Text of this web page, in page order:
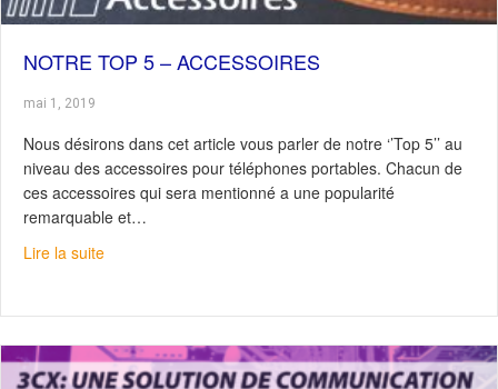
NOTRE TOP 5 – ACCESSOIRES
mai 1, 2019
Nous désirons dans cet article vous parler de notre ‘’Top 5’’ au
niveau des accessoires pour téléphones portables. Chacun de
ces accessoires qui sera mentionné a une popularité
remarquable et…
Lire la suiteabout Notre Top 5 – Accessoires